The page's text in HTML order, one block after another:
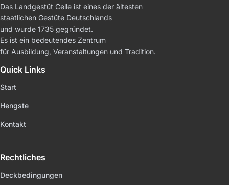
Das Landgestüt Celle ist eines der ältesten
staatlichen Gestüte Deutschlands
und wurde 1735 gegründet.
Es ist ein bedeutendes Zentrum
für Ausbildung, Veranstaltungen und Tradition.
Quick Links
Start
Hengste
Kontakt
Rechtliches
Deckbedingungen